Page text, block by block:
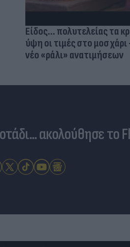
Είδος... πολυτελείας τα
ύψη οι τιμές στο μοσχάρι
νέο «ράλι» ανατιμήσεων
ακολούθησε το